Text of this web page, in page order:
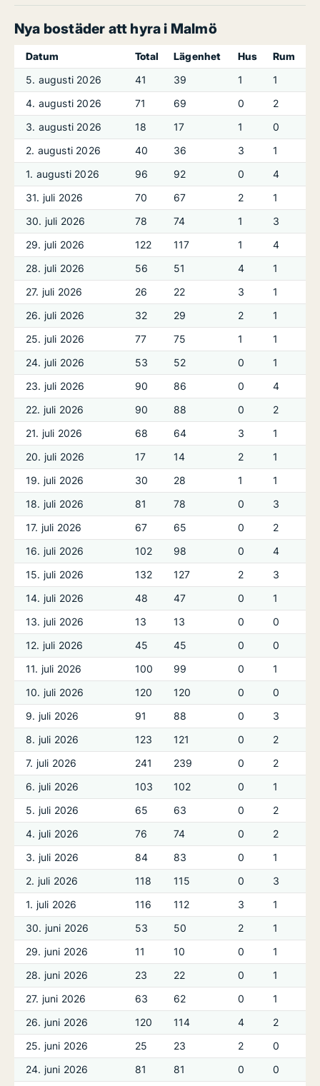
Nya bostäder att hyra i Malmö
Datum Total Lägenhet Hus
Rum
5. augusti 2026
41 39 1
1
4. augusti 2026
71 69 0
2
3. augusti 2026
18 17 1
0
2. augusti 2026
40 36 3
1
1. augusti 2026
96 92 0
4
31. juli 2026
70 67 2
1
30. juli 2026
78 74 1
3
29. juli 2026
122 117 1
4
28. juli 2026
56 51 4
1
27. juli 2026
26 22 3
1
26. juli 2026
32 29 2
1
25. juli 2026
77 75 1
1
24. juli 2026
53 52 0
1
23. juli 2026
90 86 0
4
22. juli 2026
90 88 0
2
21. juli 2026
68 64 3
1
20. juli 2026
17 14 2
1
19. juli 2026
30 28 1
1
18. juli 2026
81 78 0
3
17. juli 2026
67 65 0
2
16. juli 2026
102 98 0
4
15. juli 2026
132 127 2
3
14. juli 2026
48 47 0
1
13. juli 2026
13 13 0
0
12. juli 2026
45 45 0
0
11. juli 2026
100 99 0
1
10. juli 2026
120 120 0
0
9. juli 2026
91 88 0
3
8. juli 2026
123 121 0
2
7. juli 2026
241 239 0
2
6. juli 2026
103 102 0
1
5. juli 2026
65 63 0
2
4. juli 2026
76 74 0
2
3. juli 2026
84 83 0
1
2. juli 2026
118 115 0
3
1. juli 2026
116 112 3
1
30. juni 2026
53 50 2
1
29. juni 2026
11 10 0
1
28. juni 2026
23 22 0
1
27. juni 2026
63 62 0
1
26. juni 2026
120 114 4
2
25. juni 2026
25 23 2
0
24. juni 2026
81 81 0 0